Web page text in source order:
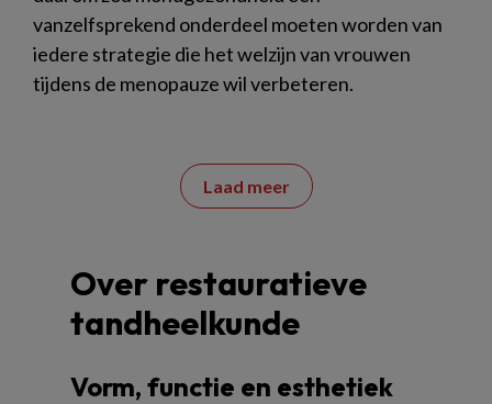
vanzelfsprekend onderdeel moeten worden van
iedere strategie die het welzijn van vrouwen
tijdens de menopauze wil verbeteren.
Laad meer
Over restauratieve
tandheelkunde
Vorm, functie en esthetiek